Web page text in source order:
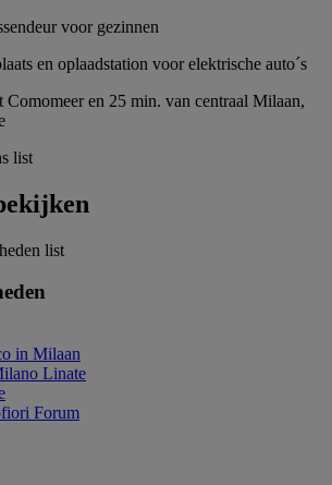
voor gezinnen
en oplaadstation voor elektrische auto´s
Comomeer en 25 min. van centraal Milaan,
list
list
in Milaan
Linate
Forum